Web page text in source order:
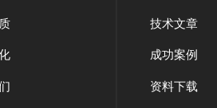
技术文章
成功案例
资料下载